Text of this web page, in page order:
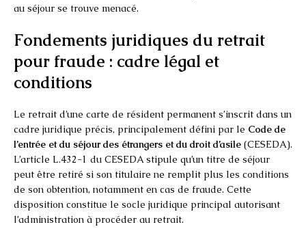
au séjour se trouve menacé.
Fondements juridiques du retrait
pour fraude : cadre légal et
conditions
Le retrait d’une carte de résident permanent s’inscrit dans un
cadre juridique précis, principalement défini par le Code de
l’entrée et du séjour des étrangers et du droit d’asile (CESEDA).
L’article L.432-1 du CESEDA stipule qu’un titre de séjour
peut être retiré si son titulaire ne remplit plus les conditions
de son obtention, notamment en cas de fraude. Cette
disposition constitue le socle juridique principal autorisant
l’administration à procéder au retrait.